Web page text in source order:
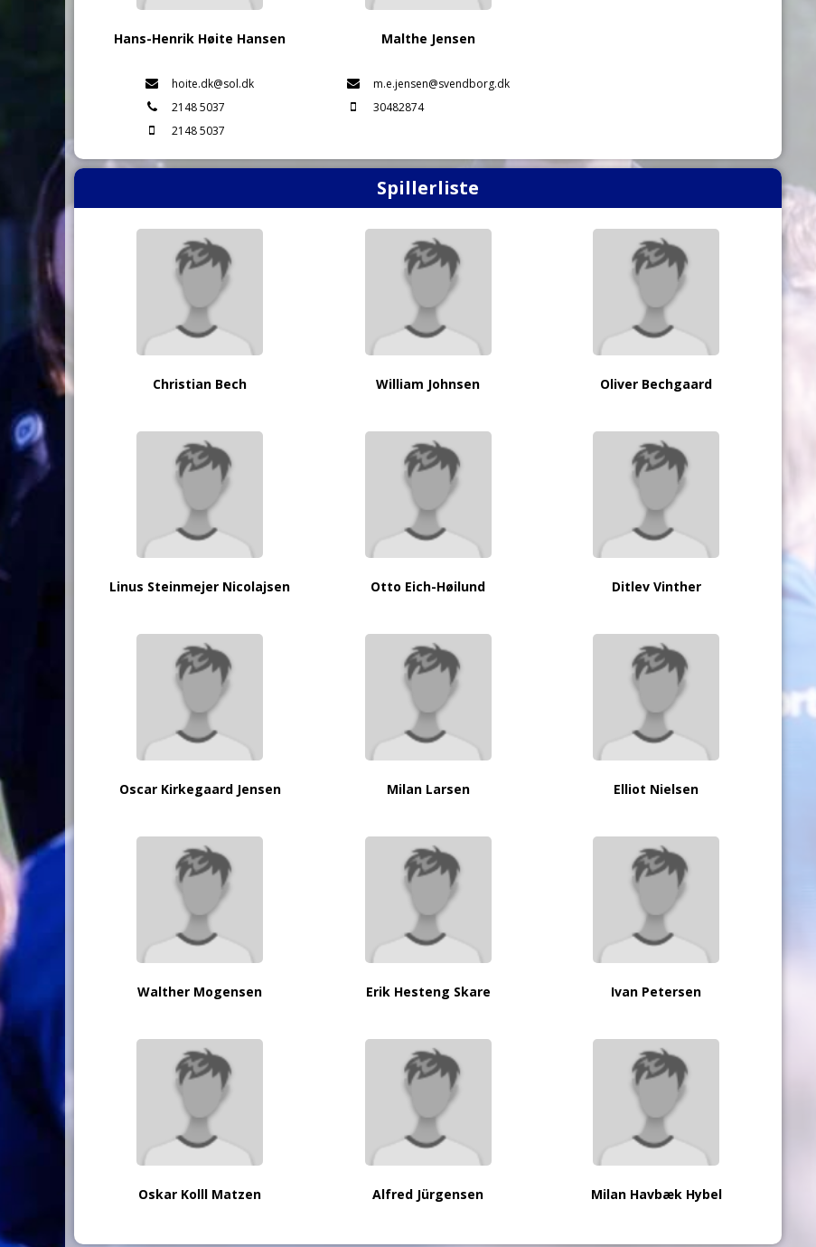
Hans-Henrik Høite Hansen
hoite.dk@sol.dk
2148 5037
2148 5037
Malthe Jensen
m.e.jensen@svendborg.dk
30482874
Spillerliste
Christian Bech William Johnsen Oliver Bechgaard
Linus Steinmejer Nicolajsen Otto Eich-Høilund Ditlev Vinther
Oscar Kirkegaard Jensen Milan Larsen Elliot Nielsen
Walther Mogensen Erik Hesteng Skare Ivan Petersen
Oskar Kolll Matzen Alfred Jürgensen Milan Havbæk Hybel